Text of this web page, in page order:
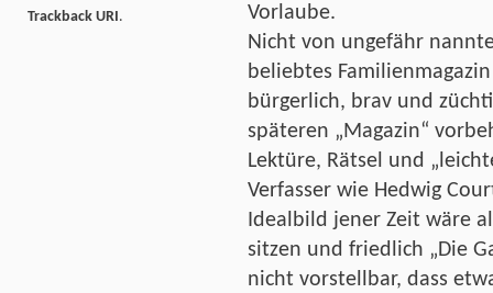
Vorlaube.
Nicht von ungefähr
beliebtes
bürgerlich, brav und
späteren „Magazin“
Lektüre, Rätsel und
Verfasser wie Hedwig
Idealbild jener Zeit wäre
sitzen und friedlich „Die
nicht vorstellbar, dass
Trackback URI.